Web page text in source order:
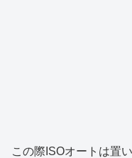
この際ISOオートは置